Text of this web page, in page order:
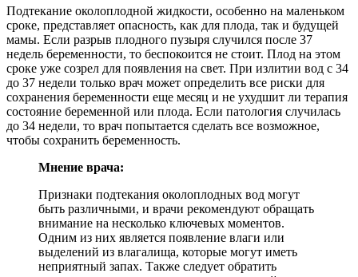
Подтекание околоплодной жидкости, особенно на маленьком
сроке, представляет опасность, как для плода, так и будущей
мамы. Если разрыв плодного пузыря случился после 37
недель беременности, то беспокоится не стоит. Плод на этом
сроке уже созрел для появления на свет. При излитии вод с 34
до 37 недели только врач может определить все риски для
сохранения беременности еще месяц и не ухудшит ли терапия
состояние беременной или плода. Если патология случилась
до 34 недели, то врач попытается сделать все возможное,
чтобы сохранить беременность.
Мнение врача:
Признаки подтекания околоплодных вод могут
быть различными, и врачи рекомендуют обращать
внимание на несколько ключевых моментов.
Одним из них является появление влаги или
выделений из влагалища, которые могут иметь
неприятный запах. Также следует обратить